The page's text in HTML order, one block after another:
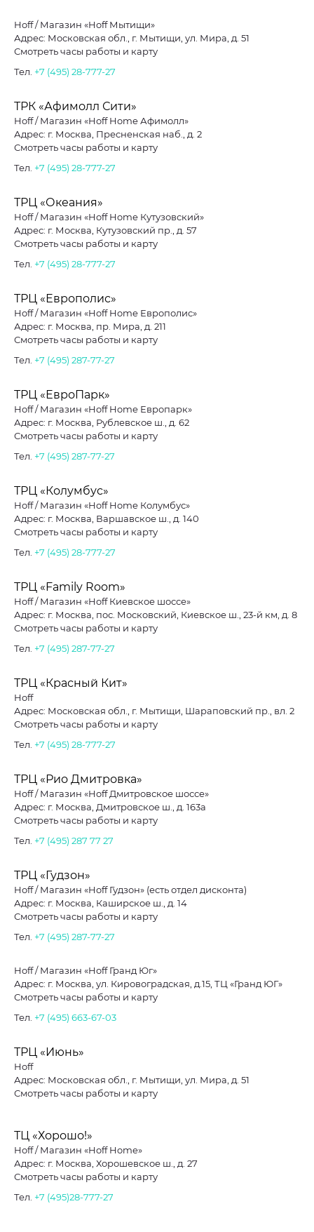
Hoff / Магазин «Hoff Мытищи»
Адрес: Московская обл., г. Мытищи, ул. Мира, д. 51
Смотреть часы работы и карту
Тел. +7 (495) 28-777-27
ТРК «Афимолл Сити»
Hoff / Магазин «Hoff Home Афимолл»
Адрес: г. Москва, Пресненская наб., д. 2
Смотреть часы работы и карту
Тел. +7 (495) 28-777-27
ТРЦ «Океания»
Hoff / Магазин «Hoff Home Кутузовский»
Адрес: г. Москва, Кутузовский пр., д. 57
Смотреть часы работы и карту
Тел. +7 (495) 28-777-27
ТРЦ «Европолис»
Hoff / Магазин «Hoff Home Европолис»
Адрес: г. Москва, пр. Мира, д. 211
Смотреть часы работы и карту
Тел. +7 (495) 287-77-27
ТРЦ «ЕвроПарк»
Hoff / Магазин «Hoff Home Европарк»
Адрес: г. Москва, Рублевское ш., д. 62
Смотреть часы работы и карту
Тел. +7 (495) 287-77-27
ТРЦ «Колумбус»
Hoff / Магазин «Hoff Home Колумбус»
Адрес: г. Москва, Варшавское ш., д. 140
Смотреть часы работы и карту
Тел. +7 (495) 28-777-27
ТРЦ «Family Room»
Hoff / Магазин «Hoff Киевское шоссе»
Адрес: г. Москва, пос. Московский, Киевское ш., 23-й км, д. 8
Смотреть часы работы и карту
Тел. +7 (495) 287-77-27
ТРЦ «Красный Кит»
Hoff
Адрес: Московская обл., г. Мытищи, Шараповский пр., вл. 2
Смотреть часы работы и карту
Тел. +7 (495) 28-777-27
ТРЦ «Рио Дмитровка»
Hoff / Магазин «Hoff Дмитровское шоссе»
Адрес: г. Москва, Дмитровское ш., д. 163а
Смотреть часы работы и карту
Тел. +7 (495) 287 77 27
ТРЦ «Гудзон»
Hoff / Магазин «Hoff Гудзон» (есть отдел дисконта)
Адрес: г. Москва, Каширское ш., д. 14
Смотреть часы работы и карту
Тел. +7 (495) 287-77-27
Hoff / Магазин «Hoff Гранд Юг»
Адрес: г. Москва, ул. Кировоградская, д.15, ТЦ «Гранд ЮГ»
Смотреть часы работы и карту
Тел. +7 (495) 663-67-03
ТРЦ «Июнь»
Hoff
Адрес: Московская обл., г. Мытищи, ул. Мира, д. 51
Смотреть часы работы и карту
ТЦ «Хорошо!»
Hoff / Магазин «Hoff Home»
Адрес: г. Москва, Хорошевское ш., д. 27
Смотреть часы работы и карту
Тел. +7 (495)28-777-27